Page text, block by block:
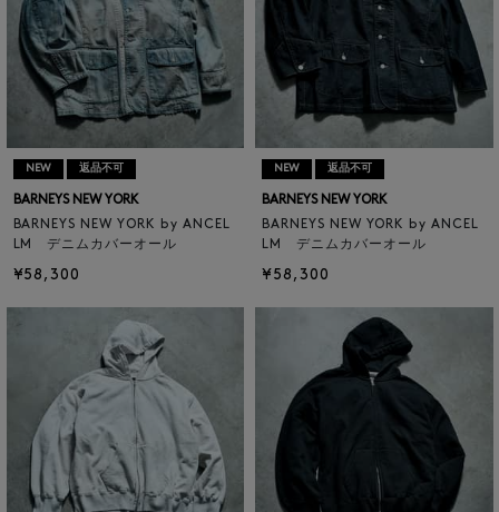
NEW 返品不可
BARNEYS NEW YORK
BARNEYS NEW YORK by ANCEL
LM デニムカバーオール
¥58,300
NEW 返品不可
BARNEYS NEW YORK
BARNEYS NEW YORK by ANCEL
LM デニムカバーオール
¥58,300